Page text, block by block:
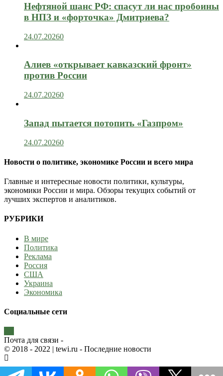
Нефтяной шанс РФ: спасут ли нас пробоины
в НПЗ и «форточка» Дмитриева?
24.07.20260
Алиев «открывает кавказский фронт»
против России
24.07.20260
Запад пытается потопить «Газпром»
24.07.20260
Новости о политике, экономике России и всего мира
Главные и интересные новости политики, культуры,
экономики России и мира. Обзоры текущих событий от
лучших экспертов и аналитиков.
РУБРИКИ
В мире
Политика
Реклама
Россия
США
Украина
Экономика
Социальные сети
Почта для связи -
© 2018 - 2022 | tewi.ru - Последние новости